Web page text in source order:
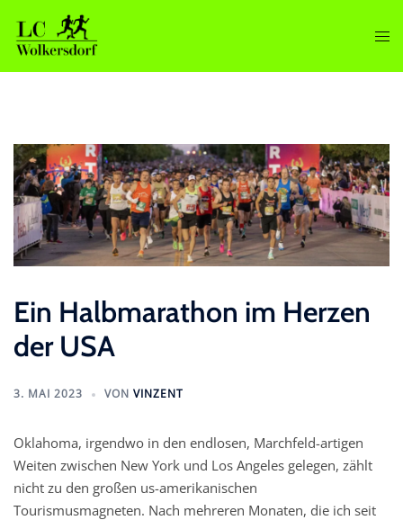
Inhalt
springen
Ein Halbmarathon im Herzen
der USA
3. MAI 2023 VON VINZENT
Oklahoma, irgendwo in den endlosen, Marchfeld-artigen
Weiten zwischen New York und Los Angeles gelegen, zählt
nicht zu den großen us-amerikanischen
Tourismusmagneten. Nach mehreren Monaten, die ich seit